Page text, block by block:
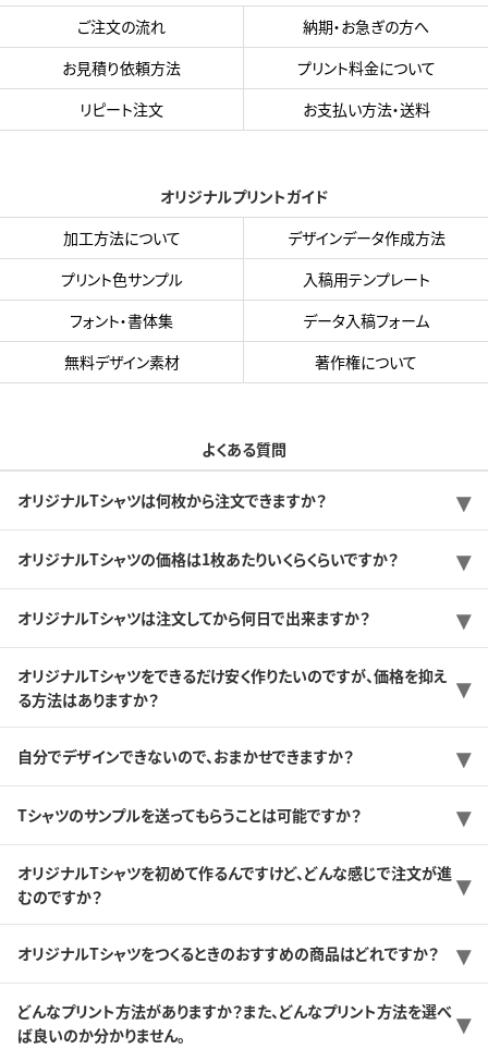
ご注文の流れ
納期・お急ぎの方へ
お見積り依頼方法
プリント料金について
リピート注文
お支払い方法・送料
オリジナルプリントガイド
加工方法について
デザインデータ作成方法
プリント色サンプル
入稿用テンプレート
フォント・書体集
データ入稿フォーム
無料デザイン素材
著作権について
よくある質問
オリジナルTシャツは何枚から注文できますか？
オリジナルTシャツの価格は1枚あたりいくらくらいですか？
オリジナルTシャツは注文してから何日で出来ますか？
オリジナルTシャツをできるだけ安く作りたいのですが、価格を抑え
る方法はありますか？
自分でデザインできないので、おまかせできますか？
Tシャツのサンプルを送ってもらうことは可能ですか？
オリジナルTシャツを初めて作るんですけど、どんな感じで注文が進
むのですか？
オリジナルTシャツをつくるときのおすすめの商品はどれですか？
どんなプリント方法がありますか？また、どんなプリント方法を選べ
ば良いのか分かりません。